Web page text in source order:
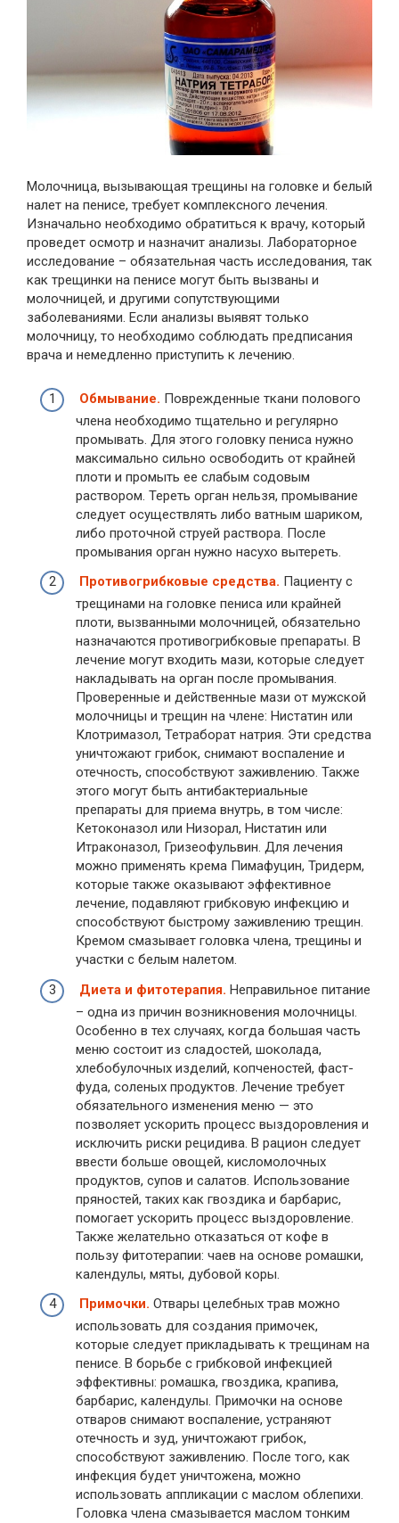
Молочница, вызывающая трещины на головке и белый
налет на пенисе, требует комплексного лечения.
Изначально необходимо обратиться к врачу, который
проведет осмотр и назначит анализы. Лабораторное
исследование – обязательная часть исследования, так
как трещинки на пенисе могут быть вызваны и
молочницей, и другими сопутствующими
заболеваниями. Если анализы выявят только
молочницу, то необходимо соблюдать предписания
врача и немедленно приступить к лечению.
Обмывание. Поврежденные ткани полового
члена необходимо тщательно и регулярно
промывать. Для этого головку пениса нужно
максимально сильно освободить от крайней
плоти и промыть ее слабым содовым
раствором. Тереть орган нельзя, промывание
следует осуществлять либо ватным шариком,
либо проточной струей раствора. После
промывания орган нужно насухо вытереть.
Противогрибковые средства. Пациенту с
трещинами на головке пениса или крайней
плоти, вызванными молочницей, обязательно
назначаются противогрибковые препараты. В
лечение могут входить мази, которые следует
накладывать на орган после промывания.
Проверенные и действенные мази от мужской
молочницы и трещин на члене: Нистатин или
Клотримазол, Тетраборат натрия. Эти средства
уничтожают грибок, снимают воспаление и
отечность, способствуют заживлению. Также
этого могут быть антибактериальные
препараты для приема внутрь, в том числе:
Кетоконазол или Низорал, Нистатин или
Итраконазол, Гризеофульвин. Для лечения
можно применять крема Пимафуцин, Тридерм,
которые также оказывают эффективное
лечение, подавляют грибковую инфекцию и
способствуют быстрому заживлению трещин.
Кремом смазывает головка члена, трещины и
участки с белым налетом.
Диета и фитотерапия. Неправильное питание
– одна из причин возникновения молочницы.
Особенно в тех случаях, когда большая часть
меню состоит из сладостей, шоколада,
хлебобулочных изделий, копченостей, фаст-
фуда, соленых продуктов. Лечение требует
обязательного изменения меню — это
позволяет ускорить процесс выздоровления и
исключить риски рецидива. В рацион следует
ввести больше овощей, кисломолочных
продуктов, супов и салатов. Использование
пряностей, таких как гвоздика и барбарис,
помогает ускорить процесс выздоровление.
Также желательно отказаться от кофе в
пользу фитотерапии: чаев на основе ромашки,
календулы, мяты, дубовой коры.
Примочки. Отвары целебных трав можно
использовать для создания примочек,
которые следует прикладывать к трещинам на
пенисе. В борьбе с грибковой инфекцией
эффективны: ромашка, гвоздика, крапива,
барбарис, календулы. Примочки на основе
отваров снимают воспаление, устраняют
отечность и зуд, уничтожают грибок,
способствуют заживлению. После того, как
инфекция будет уничтожена, можно
использовать аппликации с маслом облепихи.
Головка члена смазывается маслом тонким